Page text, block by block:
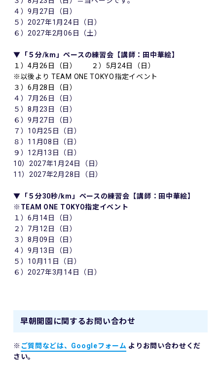
４）9月27日（日）
５）2027年1月24日（日）
６）2027年2月06日（土）
▼「５分/km」ペースの練習会【講師：田中華絵】
１）4月26日（日） ２）5月24日（日）
※以後より TEAM ONE TOKYO指定イベント
３）6月28日（日）
４）7月26日（日）
５）8月23日（日）
６）9月27日（日）
７）10月25日（日）
８）11月08日（日）
９）12月13日（日）
10）2027年1月24日（日）
11）2027年2月28日（日）
▼「５分30秒/km」ペースの練習会【講師：田中華絵】
※TEAM ONE TOKYO指定イベント
１）6月14日（日）
２）7月12日（日）
３）8月09日（日）
４）9月13日（日）
５）10月11日（日）
６）2027年3月14日（日）
早朝開園に関するお問い合わせ
※ ご質問などは、Googleフォーム よりお問い合わせくだ
さい。